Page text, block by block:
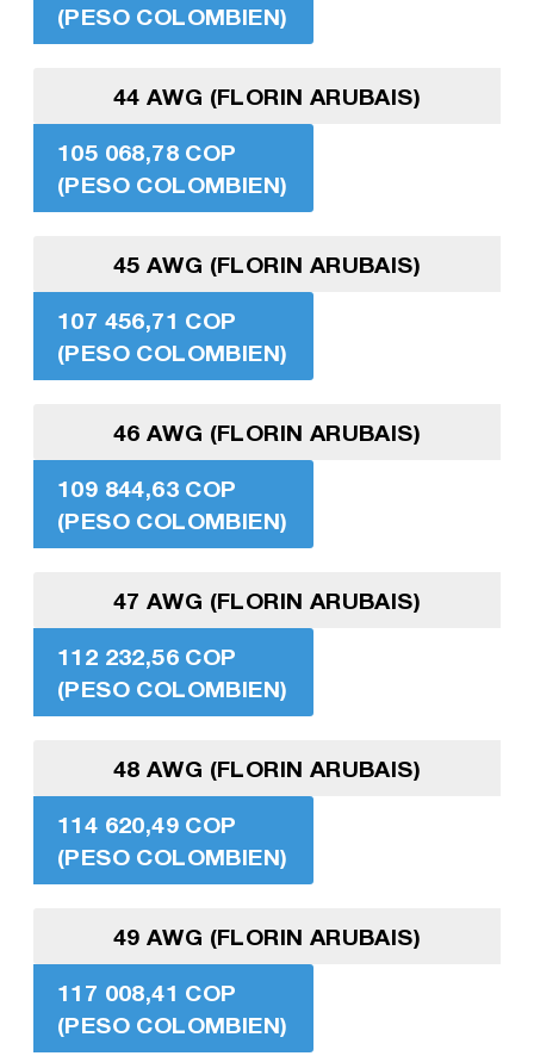
(PESO COLOMBIEN)
44 AWG (FLORIN ARUBAIS)
105 068,78 COP
(PESO COLOMBIEN)
45 AWG (FLORIN ARUBAIS)
107 456,71 COP
(PESO COLOMBIEN)
46 AWG (FLORIN ARUBAIS)
109 844,63 COP
(PESO COLOMBIEN)
47 AWG (FLORIN ARUBAIS)
112 232,56 COP
(PESO COLOMBIEN)
48 AWG (FLORIN ARUBAIS)
114 620,49 COP
(PESO COLOMBIEN)
49 AWG (FLORIN ARUBAIS)
117 008,41 COP
(PESO COLOMBIEN)